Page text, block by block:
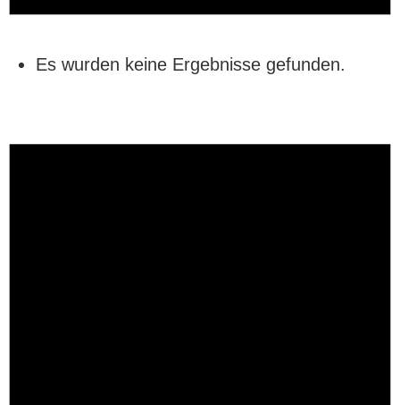
Es wurden keine Ergebnisse gefunden.